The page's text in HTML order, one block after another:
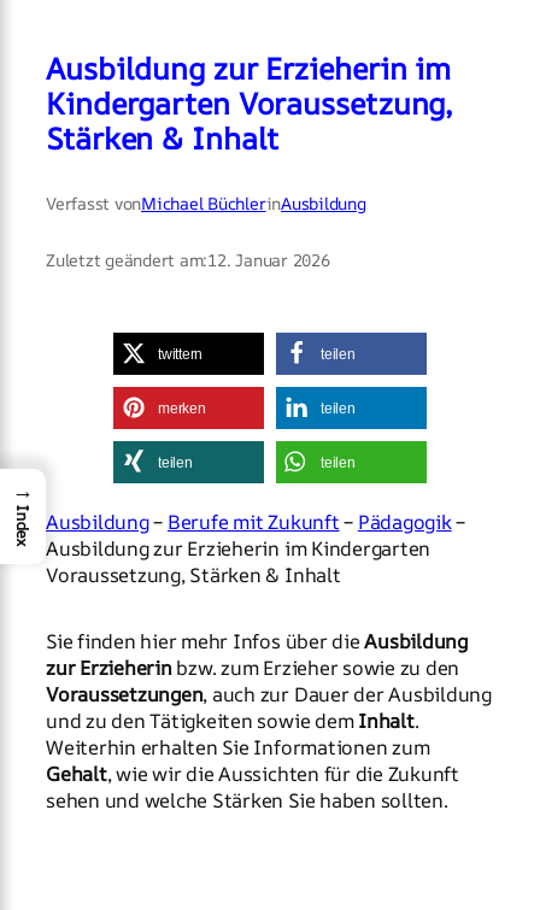
Ausbildung zur Erzieherin im
Kindergarten Voraussetzung,
Stärken & Inhalt
Verfasst vonMichael BüchlerinAusbildung
Zuletzt geändert am:12. Januar 2026
twittern teilen
merken teilen
teilen teilen
Ausbildung– Berufe mit Zukunft– Pädagogik–
Ausbildung zur Erzieherin im Kindergarten
Voraussetzung, Stärken & Inhalt
Sie finden hier mehr Infos über dieAusbildung
zur Erzieherinbzw. zum Erzieher sowie zu den
Voraussetzungen, auch zur Dauer der Ausbildung
und zu den Tätigkeiten sowie demInhalt.
Weiterhin erhalten Sie Informationen zum
Gehalt, wie wir die Aussichten für die Zukunft
sehen und welche Stärken Sie haben sollten.
→
Index